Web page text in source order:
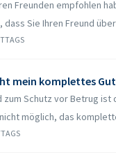
Freunden empfohlen
Sie Ihren Freund über
mein komplettes
Schutz vor Betrug ist
möglich, das